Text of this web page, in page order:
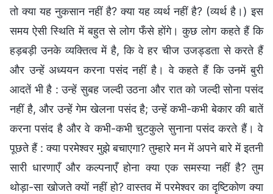
तो क्या यह नुकसान नहीं है? क्या यह व्यर्थ नहीं है? (व्यर्थ है।) इस
समय ऐसी स्थिति में बहुत से लोग फँसे होंगे। कुछ लोग कहते हैं कि
हड़बड़ी उनके व्यक्तित्व में है, कि वे हर चीज उजड्डता से करते हैं
और उन्हें अध्ययन करना पसंद नहीं है। वे कहते हैं कि उनमें बुरी
आदतें भी है : उन्हें सुबह जल्दी उठना और रात को जल्दी सोना पसंद
नहीं है, और उन्हें गेम खेलना पसंद है; उन्हें कभी-कभी बेकार की बातें
करना पसंद है और वे कभी-कभी चुटकुले सुनाना पसंद करते हैं। वे
पूछते हैं : क्या परमेश्वर मुझे बचाएगा? तुम्हारे मन में अपने बारे में इतनी
सारी धारणाएँ और कल्पनाएँ होना क्या एक समस्या नहीं है? तुम
थोड़ा-सा खोजते क्यों नहीं हो? वास्तव में परमेश्वर का दृष्टिकोण क्या